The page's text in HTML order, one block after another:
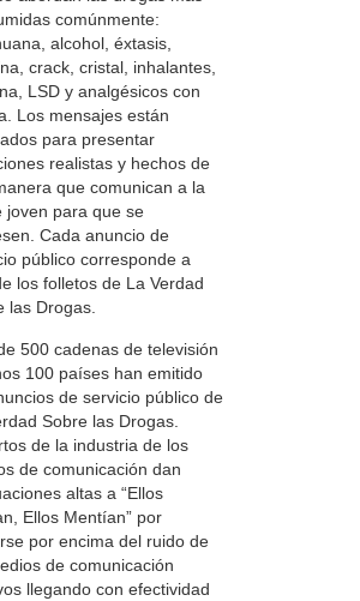
comúnmente:
alcohol, éxtasis,
crack, cristal, inhalantes,
LSD y analgésicos con
Los mensajes están
para presentar
realistas y hechos de
que comunican a la
joven para que se
Cada anuncio de
público corresponde a
los folletos de La Verdad
las Drogas.
500 cadenas de televisión
100 países han emitido
de servicio público de
Sobre las Drogas.
de la industria de los
de comunicación dan
altas a “Ellos
Ellos Mentían” por
por encima del ruido de
de comunicación
llegando con efectividad